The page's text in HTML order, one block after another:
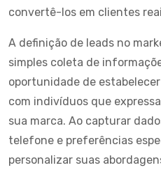
convertê-los em clientes
A definição de leads no
simples coleta de
oportunidade de
com indivíduos que
sua marca. Ao capturar
telefone e preferências
personalizar suas